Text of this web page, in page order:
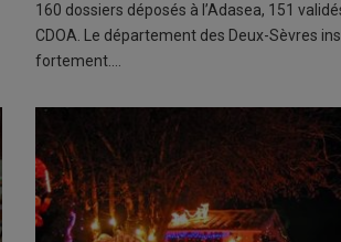
160 dossiers déposés à l’Adasea, 151
CDOA. Le département des Deux-Sèvres
fortement.…